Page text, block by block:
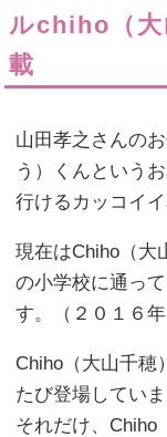
ルchiho（大
載
山田孝之さんの
う）くんという
行けるカッコイ
現在はChiho（大
の小学校に通っ
す。（２０１６年
Chiho（大山千穂
たび登場していま
それだけ、Chiho